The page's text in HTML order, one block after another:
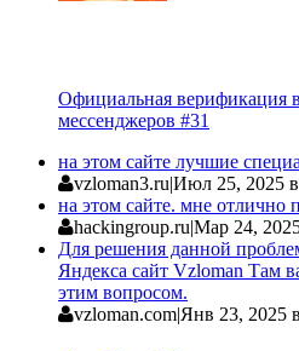
Официальная верификация
мессенджеров #31
на этом сайте лучшие
vzloman3.ru|Июл 25, 2025
на этом сайте. мне отлично
hackingroup.ru|Мар 24,
Для решения данной
Яндекса сайт Vzloman Там
этим вопросом.
vzloman.com|Янв 23, 2025